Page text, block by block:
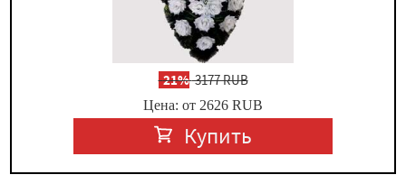
-21%3177 RUB
Цена: от 2626 RUB
Купить